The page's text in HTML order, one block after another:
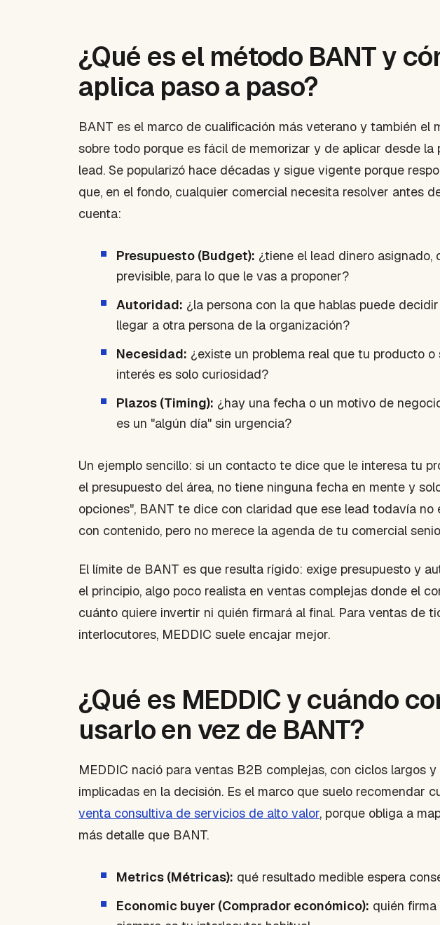
¿Qué es el método BANT y
aplica paso a paso?
BANT es el marco de cualificación más veterano y también el
sobre todo porque es fácil de memorizar y de aplicar desde la
lead. Se popularizó hace décadas y sigue vigente porque
que, en el fondo, cualquier comercial necesita resolver antes
cuenta:
Presupuesto (Budget): ¿tiene el lead dinero asignado,
previsible, para lo que le vas a proponer?
Autoridad: ¿la persona con la que hablas puede
llegar a otra persona de la organización?
Necesidad: ¿existe un problema real que tu producto
interés es solo curiosidad?
Plazos (Timing): ¿hay una fecha o un motivo de
es un "algún día" sin urgencia?
Un ejemplo sencillo: si un contacto te dice que le interesa tu
el presupuesto del área, no tiene ninguna fecha en mente y
opciones", BANT te dice con claridad que ese lead todavía no
con contenido, pero no merece la agenda de tu comercial
El límite de BANT es que resulta rígido: exige presupuesto y
el principio, algo poco realista en ventas complejas donde el
cuánto quiere invertir ni quién firmará al final. Para ventas de
interlocutores, MEDDIC suele encajar mejor.
¿Qué es MEDDIC y cuándo
usarlo en vez de BANT?
MEDDIC nació para ventas B2B complejas, con ciclos largos
implicadas en la decisión. Es el marco que suelo recomendar
venta consultiva de servicios de alto valor, porque obliga a
más detalle que BANT.
Metrics (Métricas): qué resultado medible espera
Economic buyer (Comprador económico): quién